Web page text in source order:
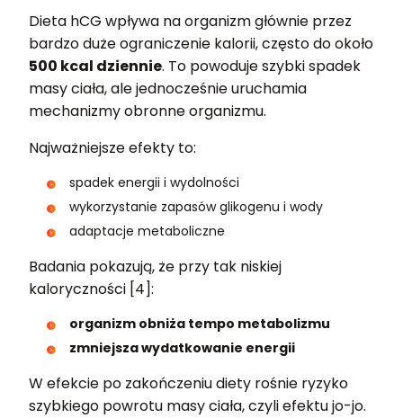
Dieta hCG wpływa na organizm głównie przez
bardzo duże ograniczenie kalorii, często do około
500 kcal dziennie. To powoduje szybki spadek
masy ciała, ale jednocześnie uruchamia
mechanizmy obronne organizmu.
Najważniejsze efekty to:
spadek energii i wydolności
wykorzystanie zapasów glikogenu i wody
adaptacje metaboliczne
Badania pokazują, że przy tak niskiej
kaloryczności [4]:
organizm obniża tempo metabolizmu
zmniejsza wydatkowanie energii
W efekcie po zakończeniu diety rośnie ryzyko
szybkiego powrotu masy ciała, czyli efektu jo-jo.